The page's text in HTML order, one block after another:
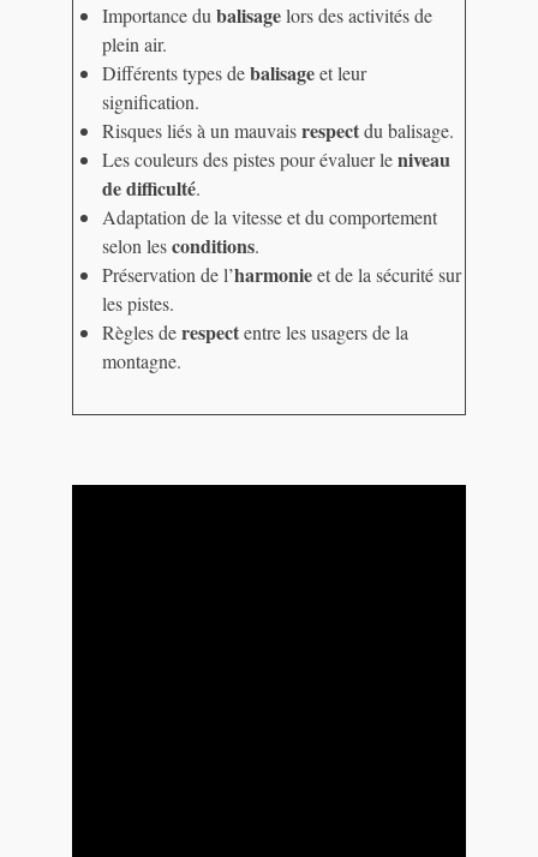
Importance du balisagelors des activités de
plein air.
Différents types debalisageet leur
signification.
Risques liés à un mauvaisrespectdu balisage.
Les couleurs des pistes pour évaluer leniveau
de difficulté.
Adaptation de la vitesse et du comportement
selon lesconditions.
Préservation de l’harmonieet de la sécurité sur
les pistes.
Règles derespectentre les usagers de la
montagne.